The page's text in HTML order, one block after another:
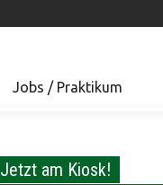
Jobs / Praktikum
Jetzt am Kiosk!